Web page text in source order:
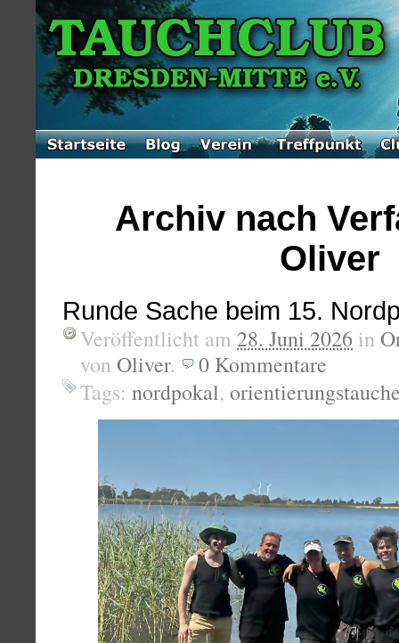
Archiv nach
Oliver
Runde Sache beim 15.
Veröffentlicht am 28. Juni 2026 in
von Oliver. 0 Kommentare
Tags: nordpokal,